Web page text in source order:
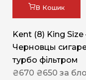
В Кошик
Kent (8) King
Черновцы
турбо фільтром
₴670 ₴650 за